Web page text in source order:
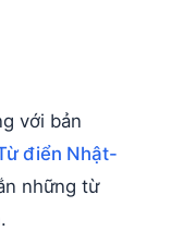
với bản
điển Nhật-
những từ